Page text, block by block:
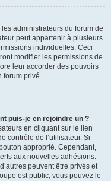
administrateurs du forum de
peut appartenir à plusieurs
individuelles. Ceci
modifier les permissions de
leur accorder des pouvoirs
forum privé.
puis-je en rejoindre un ?
en cliquant sur le lien
contrôle de l’utilisateur. Si
approprié. Cependant,
aux nouvelles adhésions.
peuvent être privés et
est public, vous pouvez le